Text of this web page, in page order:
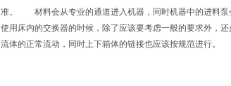
准。 材料会从专业的通道进入机器，同时机器中的进料
使用床内的交换器的时候，除了应该要考虑一般的要求外，
流体的正常流动，同时上下箱体的链接也应该按规范进行